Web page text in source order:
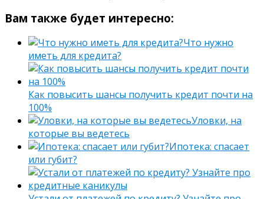
Вам также будет интересно:
Что нужно
иметь для кредита?
Как повысить шансы получить кредит почти на
100%
Уловки, на
которые вы ведетесь
Ипотека: спасает
или губит?